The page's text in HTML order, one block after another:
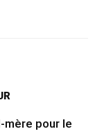
mère pour le